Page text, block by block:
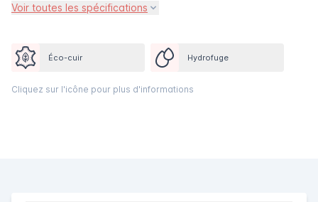
Voir toutes les spécifications
Éco-cuir Hydrofuge
Cliquez sur l'icône pour plus d'informations